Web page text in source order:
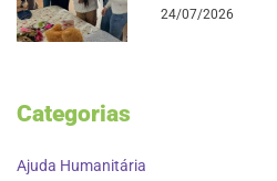
24/07/2026
Categorias
Ajuda Humanitária